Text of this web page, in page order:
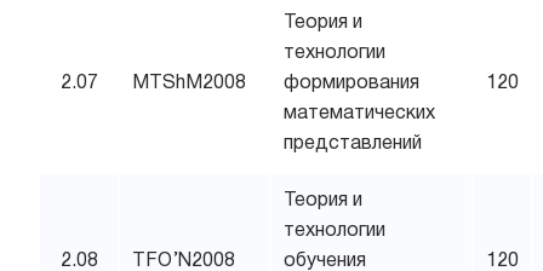
2.07 MTShM2008
Теория и
технологии
формирования
математических
представлений
120
2.08 TFO’N2008
Теория и
технологии
обучения
120